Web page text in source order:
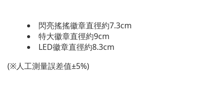
閃亮搖搖徽章直徑約7.3cm
特大徽章直徑約9cm
LED徽章直徑約8.3cm
(※人工測量誤差值±5%)